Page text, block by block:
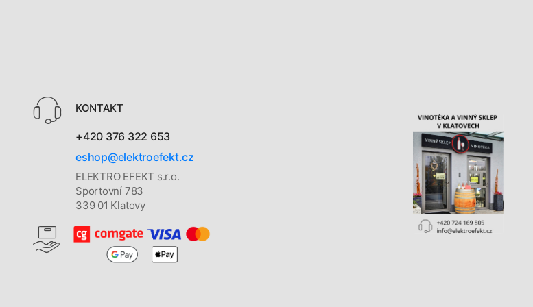
KONTAKT
+420 376 322 653
eshop@elektroefekt.cz
ELEKTRO EFEKT s.r.o.
Sportovní 783
339 01 Klatovy